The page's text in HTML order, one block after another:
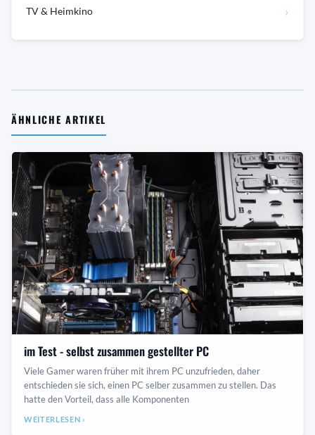
TV & Heimkino ›
ÄHNLICHE ARTIKEL
im Test - selbst zusammen gestellter PC
Viele Gamer waren früher mit ihrem PC unzufrieden, daher
entschieden sie sich, einen PC selber zusammen zu stellen. Das
hatte den Vorteil, dass alle Komponenten
WEITERLESEN ›